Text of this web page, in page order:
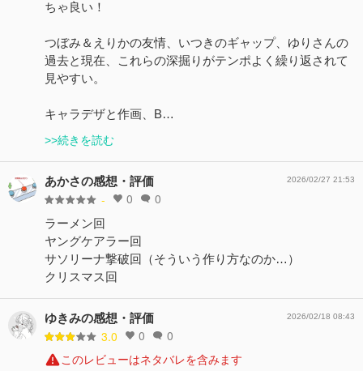
ちゃ良い！
つぼみ＆えりかの友情、いつきのギャップ、ゆりさんの
過去と現在、これらの深掘りがテンポよく繰り返されて
見やすい。
キャラデザと作画、B…
>>続きを読む
あかさの感想・評価
- 0 0
2026/02/27 21:53
ラーメン回
ヤングケアラー回
サソリーナ撃破回（そういう作り方なのか…）
クリスマス回
ゆきみの感想・評価
3.0 0 0
2026/02/18 08:43
このレビューはネタバレを含みます